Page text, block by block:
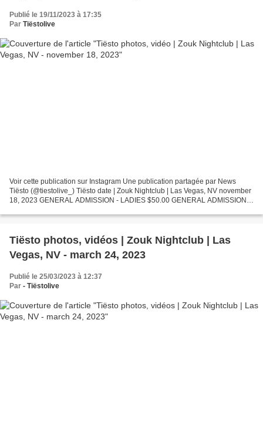
Publié le 19/11/2023 à 17:35
Par Tiëstolive
Voir cette publication sur Instagram Une publication partagée par News
Tiësto (@tiestolive_) Tiësto date | Zouk Nightclub | Las Vegas, NV november
18, 2023 GENERAL ADMISSION - LADIES $50.00 GENERAL ADMISSION -
Tiësto photos, vidéos | Zouk Nightclub | Las
Vegas, NV - march 24, 2023
Publié le 25/03/2023 à 12:37
Par - Tiëstolive